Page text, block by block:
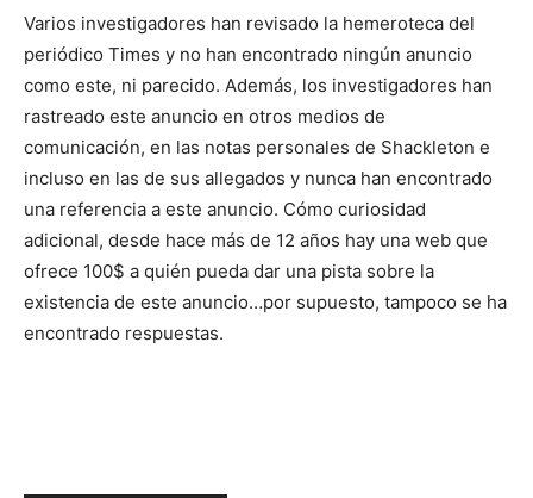
Varios investigadores han revisado la hemeroteca del
periódico Times y no han encontrado ningún anuncio
como este, ni parecido. Además, los investigadores han
rastreado este anuncio en otros medios de
comunicación, en las notas personales de Shackleton e
incluso en las de sus allegados y nunca han encontrado
una referencia a este anuncio. Cómo curiosidad
adicional, desde hace más de 12 años hay una web que
ofrece 100$ a quién pueda dar una pista sobre la
existencia de este anuncio…por supuesto, tampoco se ha
encontrado respuestas.